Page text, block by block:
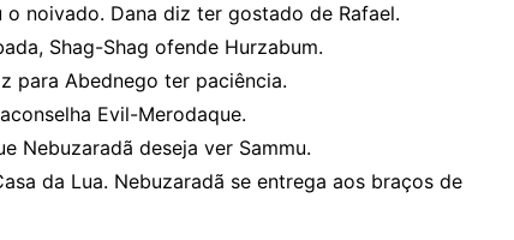
noivado. Dana diz ter gostado de Rafael.
Shag-Shag ofende Hurzabum.
para Abednego ter paciência.
Evil-Merodaque.
Nebuzaradã deseja ver Sammu.
da Lua. Nebuzaradã se entrega aos braços de